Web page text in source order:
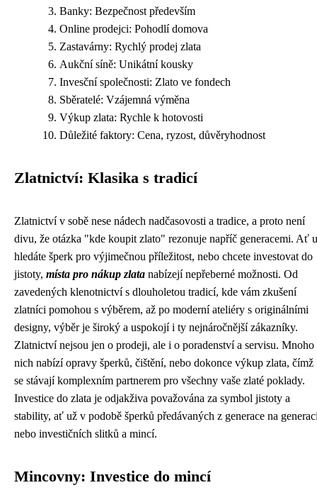
Banky: Bezpečnost především
Online prodejci: Pohodlí domova
Zastavárny: Rychlý prodej zlata
Aukční síně: Unikátní kousky
Invesční společnosti: Zlato ve fondech
Sběratelé: Vzájemná výměna
Výkup zlata: Rychle k hotovosti
Důležité faktory: Cena, ryzost, důvěryhodnost
Zlatnictví: Klasika s tradicí
Zlatnictví v sobě nese nádech nadčasovosti a tradice, a proto není
divu, že otázka "kde koupit zlato" rezonuje napříč generacemi. Ať
hledáte šperk pro výjimečnou příležitost, nebo chcete investovat do
jistoty, místa pro nákup zlata nabízejí nepřeberné možnosti. Od
zavedených klenotnictví s dlouholetou tradicí, kde vám zkušení
zlatníci pomohou s výběrem, až po moderní ateliéry s originálními
designy, výběr je široký a uspokojí i ty nejnáročnější zákazníky.
Zlatnictví nejsou jen o prodeji, ale i o poradenství a servisu. Mnoho
nich nabízí opravy šperků, čištění, nebo dokonce výkup zlata, čímž
se stávají komplexním partnerem pro všechny vaše zlaté poklady.
Investice do zlata je odjakživa považována za symbol jistoty a
stability, ať už v podobě šperků předávaných z generace na
nebo investičních slitků a mincí.
Mincovny: Investice do mincí